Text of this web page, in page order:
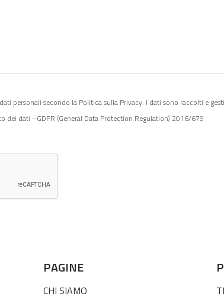
personali secondo la Politica sulla Privacy. I dati sono raccolti e
dei dati - GDPR (General Data Protection Regulation) 2016/679
PAGINE
CHI SIAMO